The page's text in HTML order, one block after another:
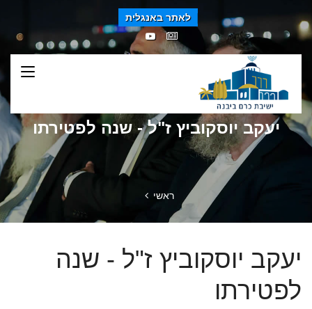
לאתר באנגלית
יעקב יוסקוביץ ז"ל - שנה לפטירתו
ראשי
יעקב יוסקוביץ ז"ל - שנה
לפטירתו